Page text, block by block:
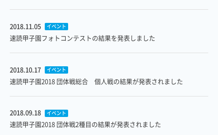
2018.11.05 イベント
速読甲子園フォトコンテストの結果を発表しました
2018.10.17 イベント
速読甲子園2018 団体戦総合 個人戦の結果が発表されました
2018.09.18 イベント
速読甲子園2018 団体戦2種目の結果が発表されました